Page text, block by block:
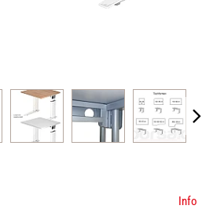
Info